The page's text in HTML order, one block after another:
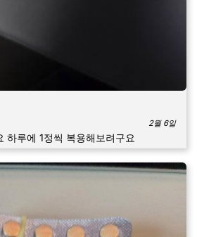
2월 6일
하루에 1정씩 복용해보려구요